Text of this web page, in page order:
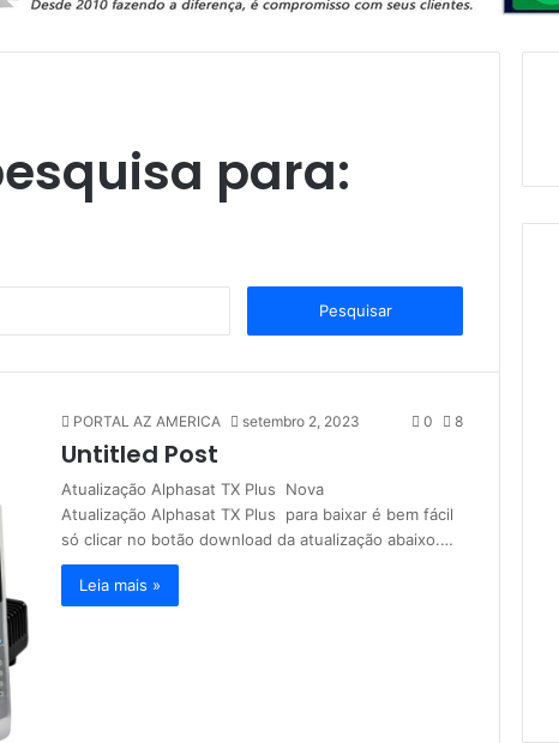
para:
q
i
r
p
o
PORTAL AZ AMERICA setembro 2, 2023 0 8
Untitled Post
Atualização Alphasat TX Plus Nova
Atualização Alphasat TX Plus para baixar é bem fácil
só clicar no botão download da atualização abaixo.…
Leia mais »